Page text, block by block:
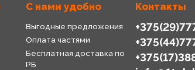
С нами удобно
Выгодные предложения
Оплата частями
Бесплатная доставка по
РБ
Контакты